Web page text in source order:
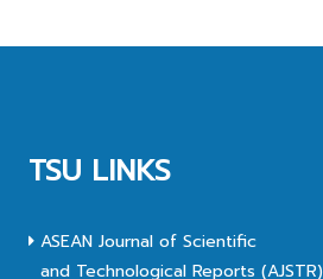
TSU LINKS
ASEAN Journal of Scientific
and Technological Reports (AJSTR)